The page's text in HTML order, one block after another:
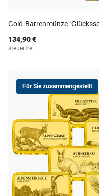
Gold-Barrenmünze
134,90 €
steuerfrei
Für Sie zusammengestellt